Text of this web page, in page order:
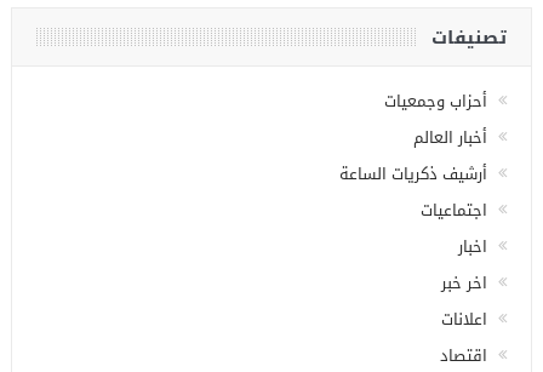
تصنيفات
أحزاب وجمعيات
أخبار العالم
أرشيف ذكريات الساعة
اجتماعيات
اخبار
اخر خبر
اعلانات
اقتصاد